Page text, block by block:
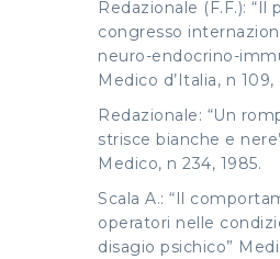
Redazionale (F.F.): “Il
congresso
neuro-endocrino-
Medico d’Italia, n
Redazionale: “Un
strisce bianche e
Medico, n 234, 1985.
Scala A.: “Il
operatori nelle
disagio psichico”